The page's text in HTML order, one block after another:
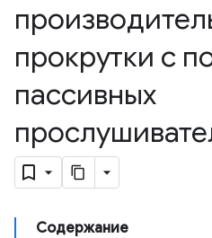
прокрутки с
пассивных
Содержание